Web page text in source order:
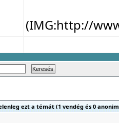
(IMG:http://
ezt a témát (1 vendég és 0